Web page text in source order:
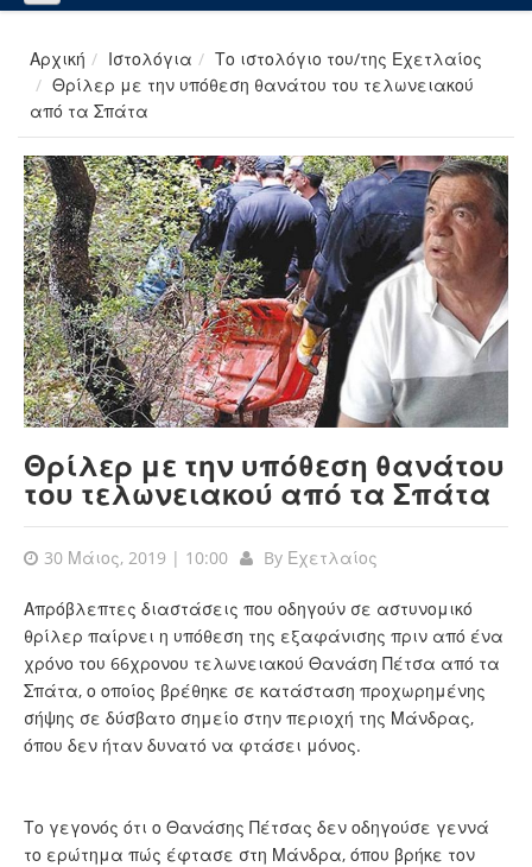
Αρχική Ιστολόγια
Το ιστολόγιο του/της Εχετλαίος
Θρίλερ με την υπόθεση θανάτου του τελωνειακού
από τα Σπάτα
Θρίλερ με την υπόθεση θανάτου
του τελωνειακού από τα Σπάτα
30 Μάιος, 2019 | 10:00 By Εχετλαίος
Απρόβλεπτες διαστάσεις που οδηγούν σε αστυνομικό
θρίλερ παίρνει η υπόθεση της εξαφάνισης πριν από ένα
χρόνο του 66χρονου τελωνειακού Θανάση Πέτσα από τα
Σπάτα, ο οποίος βρέθηκε σε κατάσταση προχωρημένης
σήψης σε δύσβατο σημείο στην περιοχή της Μάνδρας,
όπου δεν ήταν δυνατό να φτάσει μόνος.
Το γεγονός ότι ο Θανάσης Πέτσας δεν οδηγούσε γεννά
το ερώτημα πώς έφτασε στη Μάνδρα, όπου βρήκε τον